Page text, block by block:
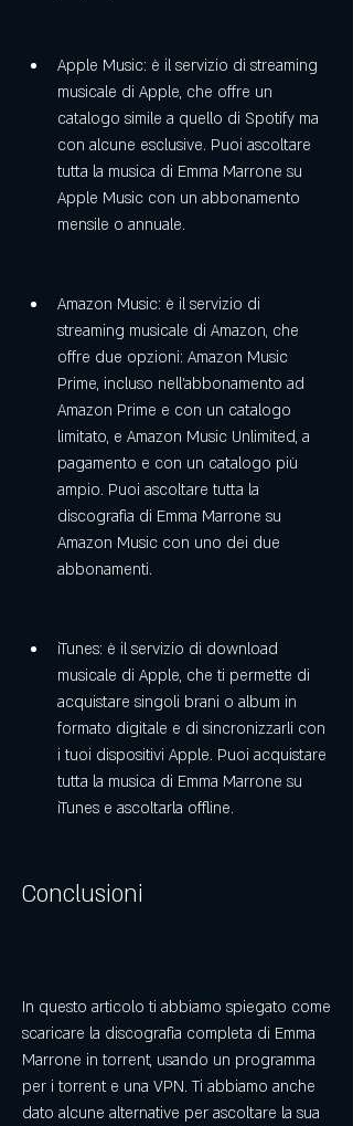
Apple Music: è il servizio di streaming
musicale di Apple, che offre un
catalogo simile a quello di Spotify ma
con alcune esclusive. Puoi ascoltare
tutta la musica di Emma Marrone su
Apple Music con un abbonamento
mensile o annuale.
Amazon Music: è il servizio di
streaming musicale di Amazon, che
offre due opzioni: Amazon Music
Prime, incluso nell'abbonamento ad
Amazon Prime e con un catalogo
limitato, e Amazon Music Unlimited, a
pagamento e con un catalogo più
ampio. Puoi ascoltare tutta la
discografia di Emma Marrone su
Amazon Music con uno dei due
abbonamenti.
iTunes: è il servizio di download
musicale di Apple, che ti permette di
acquistare singoli brani o album in
formato digitale e di sincronizzarli con
i tuoi dispositivi Apple. Puoi acquistare
tutta la musica di Emma Marrone su
iTunes e ascoltarla offline.
Conclusioni
In questo articolo ti abbiamo spiegato come
scaricare la discografia completa di Emma
Marrone in torrent, usando un programma
per i torrent e una VPN. Ti abbiamo anche
dato alcune alternative per ascoltare la sua